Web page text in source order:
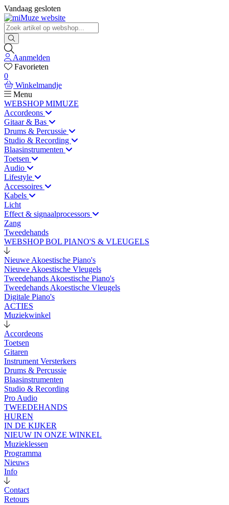
Vandaag gesloten
Aanmelden
Favorieten
0
Winkelmandje
Menu
WEBSHOP MIMUZE
Accordeons
Gitaar & Bas
Drums & Percussie
Studio & Recording
Blaasinstrumenten
Toetsen
Audio
Lifestyle
Accessoires
Kabels
Licht
Effect & signaalprocessors
Zang
Tweedehands
WEBSHOP BOL PIANO'S & VLEUGELS
Nieuwe Akoestische Piano's
Nieuwe Akoestische Vleugels
Tweedehands Akoestische Piano's
Tweedehands Akoestische Vleugels
Digitale Piano's
ACTIES
Muziekwinkel
Accordeons
Toetsen
Gitaren
Instrument Versterkers
Drums & Percussie
Blaasinstrumenten
Studio & Recording
Pro Audio
TWEEDEHANDS
HUREN
IN DE KIJKER
NIEUW IN ONZE WINKEL
Muzieklessen
Programma
Nieuws
Info
Contact
Retours